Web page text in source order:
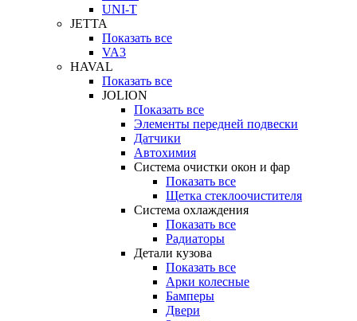
UNI-T
JETTA
Показать все
VA3
HAVAL
Показать все
JOLION
Показать все
Элементы передней подвески
Датчики
Автохимия
Система очистки окон и фар
Показать все
Щетка стеклоочистителя
Система охлаждения
Показать все
Радиаторы
Детали кузова
Показать все
Арки колесные
Бамперы
Двери